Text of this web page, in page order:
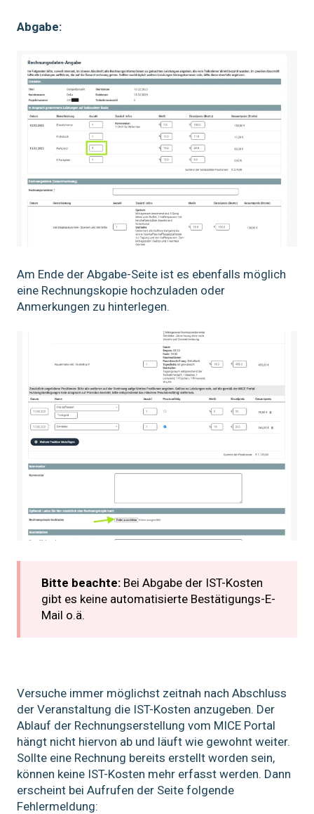
Abgabe:
Am Ende der Abgabe-Seite ist es ebenfalls möglich
eine Rechnungskopie hochzuladen oder
Anmerkungen zu hinterlegen.
Bitte beachte: Bei Abgabe der IST-Kosten
gibt es keine automatisierte Bestätigungs-E-
Mail o.ä.
Versuche immer möglichst zeitnah nach Abschluss
der Veranstaltung die IST-Kosten anzugeben. Der
Ablauf der Rechnungserstellung vom MICE Portal
hängt nicht hiervon ab und läuft wie gewohnt weiter.
Sollte eine Rechnung bereits erstellt worden sein,
können keine IST-Kosten mehr erfasst werden. Dann
erscheint bei Aufrufen der Seite folgende
Fehlermeldung: